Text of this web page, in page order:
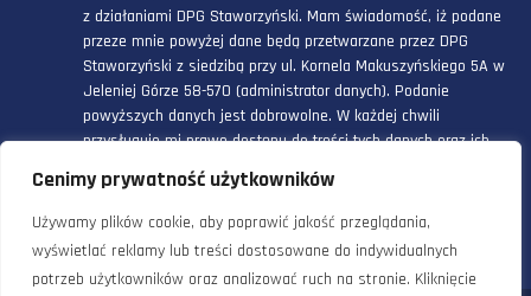
Cenimy prywatność użytkowników
Używamy plików cookie, aby poprawić jakość przeglądania,
wyświetlać reklamy lub treści dostosowane do indywidualnych
potrzeb użytkowników oraz analizować ruch na stronie. Kliknięcie
z działaniami DPG Staworzyński. Mam świadomość, iż podane
przeze mnie powyżej dane będą przetwarzane przez DPG
Staworzyński z siedzibą przy ul. Kornela Makuszyńskiego 5A w
Jeleniej Górze 58-570 (administrator danych). Podanie
powyższych danych jest dobrowolne. W każdej chwili
przysługuje mi prawo dostępu do treści tych danych oraz ich
poprawienia, a powyższa zgoda może być odwołana w każdym
czasie.